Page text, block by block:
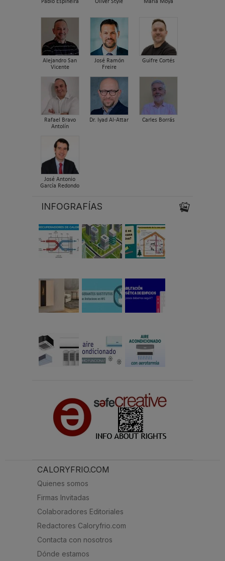
Pablo Espiñeira Oliver Style María Moya
Alejandro San
Vicente
José Ramón
Freire
Guifre Cortés
Rafael Bravo
Antolín
Dr. Iyad Al-Attar Carles Borrás
José Antonio
García Redondo
INFOGRAFÍAS
CALORYFRIO.COM
Quienes somos
Firmas Invitadas
Colaboradores Editoriales
Redactores Caloryfrio.com
Contacta con nosotros
Dónde estamos